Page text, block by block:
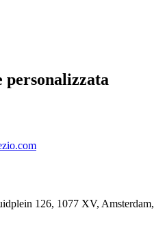
personalizzata
126, 1077 XV, Amsterdam,